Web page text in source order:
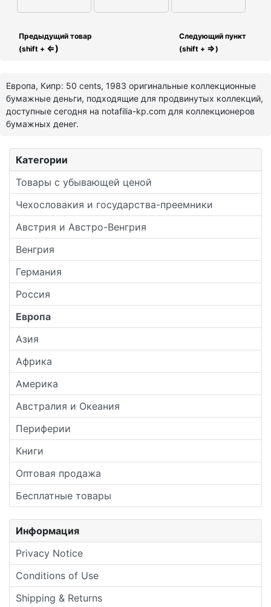
Категории
Товары с убывающей ценой
Чехословакия и государства-преемники
Австрия и Австро-Венгрия
Венгрия
Германия
Россия
Европа
Азия
Африка
Америка
Австралия и Океания
Периферии
Книги
Оптовая продажа
Бесплатные товары
Информация
Privacy Notice
Conditions of Use
Shipping & Returns
Предыдущий товар
(shift + ⇐)
Следующий пункт
(shift + ⇒)
Европа, Кипр: 50 cents, 1983 оригинальные коллекционные
бумажные деньги, подходящие для продвинутых коллекций,
доступные сегодня на notafilia-kp.com для коллекционеров
бумажных денег.